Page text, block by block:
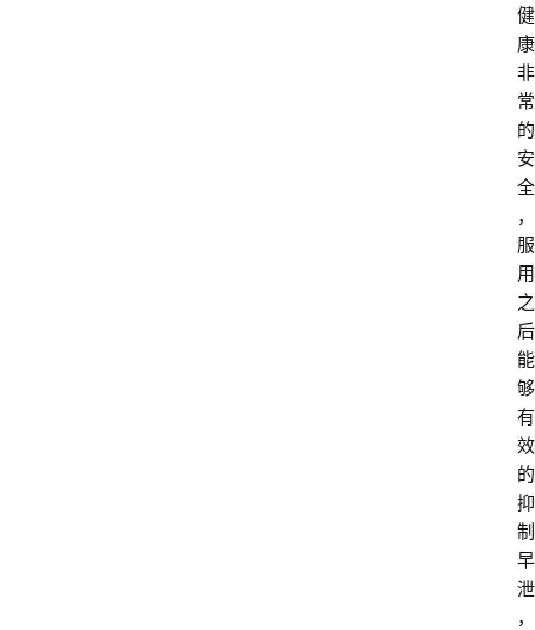
健
康
非
常
的
安
全
，
服
用
之
后
能
够
有
效
的
抑
制
早
泄
，